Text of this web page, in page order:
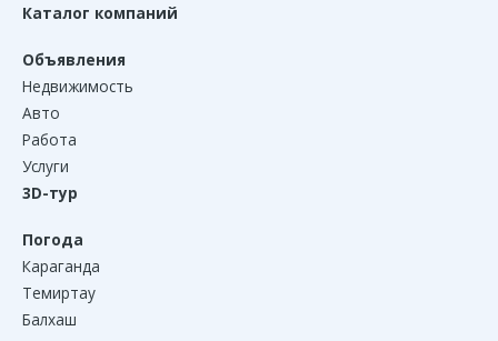
Каталог компаний
Объявления
Недвижимость
Авто
Работа
Услуги
3D-тур
Погода
Караганда
Темиртау
Балхаш